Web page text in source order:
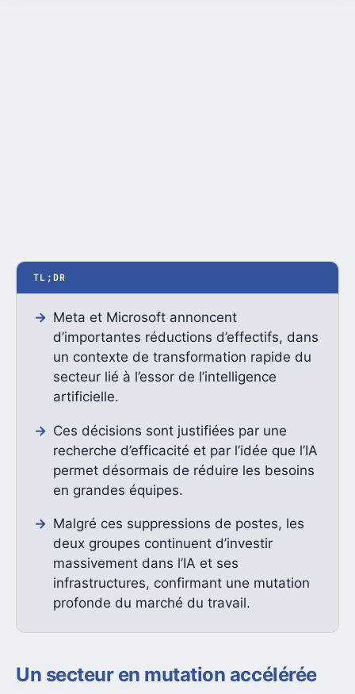
TL;DR
Meta et Microsoft annoncent
d’importantes réductions d’effectifs, dans
un contexte de transformation rapide du
secteur lié à l’essor de l’intelligence
artificielle.
Ces décisions sont justifiées par une
recherche d’efficacité et par l’idée que l’IA
permet désormais de réduire les besoins
en grandes équipes.
Malgré ces suppressions de postes, les
deux groupes continuent d’investir
massivement dans l’IA et ses
infrastructures, confirmant une mutation
profonde du marché du travail.
Un secteur en mutation accélérée